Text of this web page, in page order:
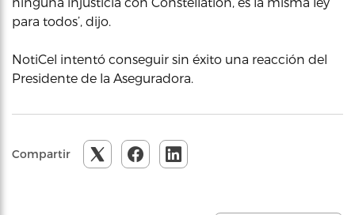
para todos’, dijo.
NotiCel intentó conseguir sin éxito una reacción del
Presidente de la Aseguradora.
Compartir